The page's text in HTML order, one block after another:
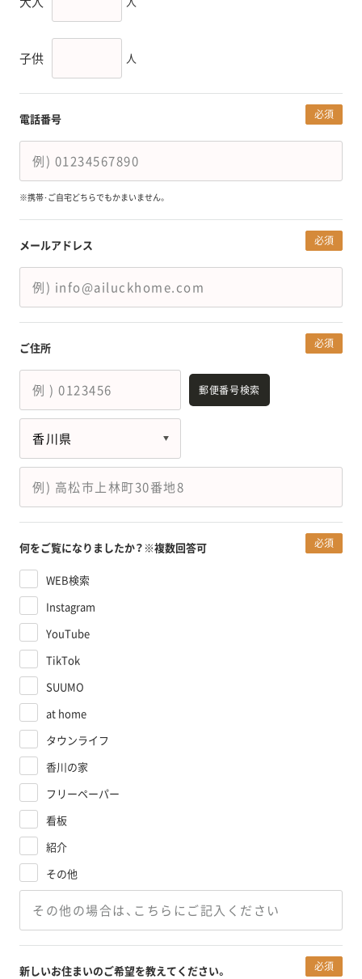
子供 人
電話番号 必須
※携帯･ご自宅どちらでもかまいません。
メールアドレス 必須
ご住所 必須
郵便番号検索
何をご覧になりましたか？ ※複数回答可 必須
WEB検索
Instagram
YouTube
TikTok
SUUMO
at home
タウンライフ
香川の家
フリーペーパー
看板
紹介
その他
新しいお住まいのご希望を教えてください。 必須